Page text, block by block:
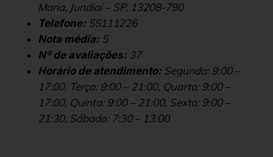
Maria, Jundiaí – SP, 13208-790
Telefone: 55111226
Nota média: 5
Nº de avaliações: 37
Horário de atendimento: Segunda: 9:00 –
17:00, Terça: 9:00 – 21:00, Quarta: 9:00 –
17:00, Quinta: 9:00 – 21:00, Sexta: 9:00 –
21:30, Sábado: 7:30 – 13:00